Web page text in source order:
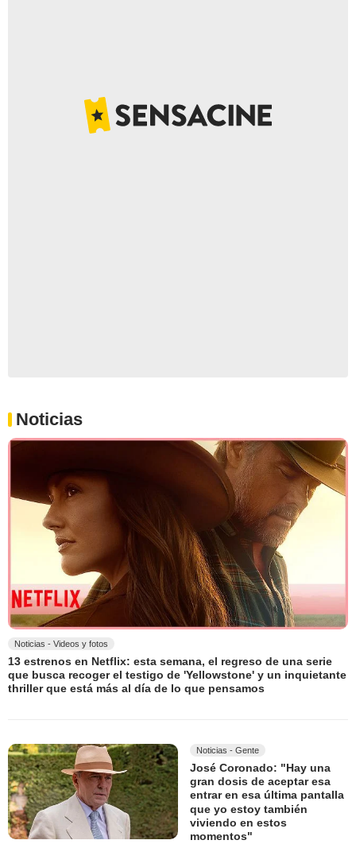
Noticias
Noticias - Videos y fotos
13 estrenos en Netflix: esta semana, el regreso de una serie
que busca recoger el testigo de 'Yellowstone' y un inquietante
thriller que está más al día de lo que pensamos
Noticias - Gente
José Coronado: "Hay una
gran dosis de aceptar esa
entrar en esa última pantalla
que yo estoy también
viviendo en estos
momentos"